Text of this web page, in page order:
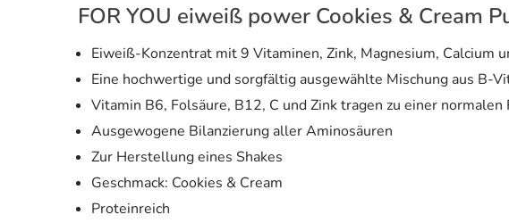
FOR YOU eiweiß power Cookies & Cream
Eiweiß-Konzentrat mit 9 Vitaminen, Zink, Magnesium, Calcium
Eine hochwertige und sorgfältig ausgewählte Mischung aus B-
Vitamin B6, Folsäure, B12, C und Zink tragen zu einer
Ausgewogene Bilanzierung aller Aminosäuren
Zur Herstellung eines Shakes
Geschmack: Cookies & Cream
Proteinreich